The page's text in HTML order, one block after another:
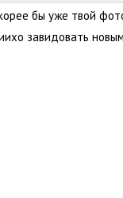
бы уже твой
завидовать